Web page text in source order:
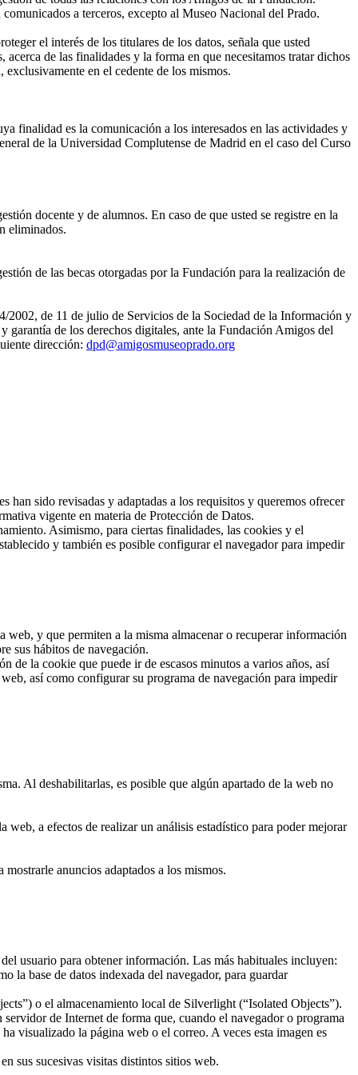
a terceros, excepto al Museo Nacional del Prado.
el interés de los titulares de los datos, señala que usted
de las finalidades y la forma en que necesitamos tratar dichos
en el cedente de los mismos.
finalidad es la comunicación a los interesados en las actividades y
de la Universidad Complutense de Madrid en el caso del Curso
docente y de alumnos. En caso de que usted se registre en la
eliminados.
de las becas otorgadas por la Fundación para la realización de
2002, de 11 de julio de Servicios de la Sociedad de la Información y
de los derechos digitales, ante la Fundación Amigos del
dirección: dpd@amigosmuseoprado.org
sido revisadas y adaptadas a los requisitos y queremos ofrecer
vigente en materia de Protección de Datos.
Asimismo, para ciertas finalidades, las cookies y el
y también es posible configurar el navegador para impedir
web, y que permiten a la misma almacenar o recuperar información
sus hábitos de navegación.
de la cookie que puede ir de escasos minutos a varios años, así
así como configurar su programa de navegación para impedir
Al deshabilitarlas, es posible que algún apartado de la web no
a efectos de realizar un análisis estadístico para poder mejorar
anuncios adaptados a los mismos.
usuario para obtener información. Las más habituales incluyen:
la base de datos indexada del navegador, para guardar
o el almacenamiento local de Silverlight (“Isolated Objects”).
de Internet de forma que, cuando el navegador o programa
visualizado la página web o el correo. A veces esta imagen es
sus sucesivas visitas distintos sitios web.